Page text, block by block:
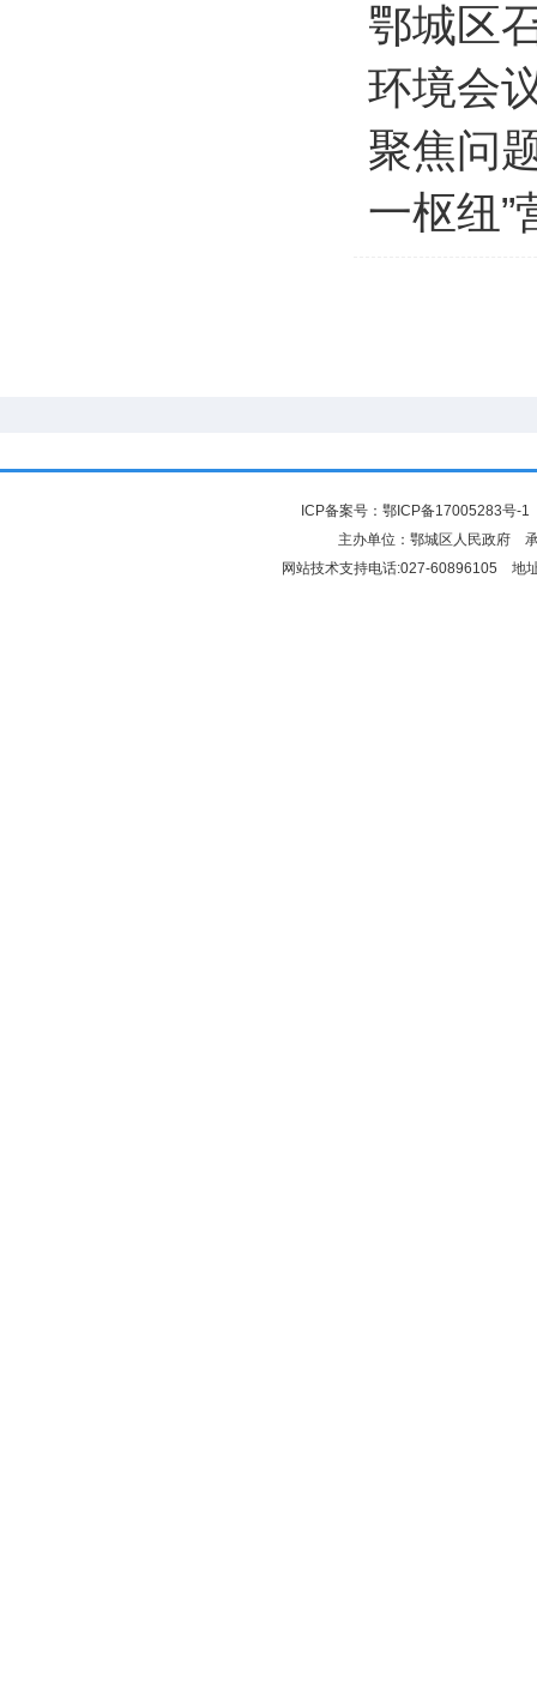
鄂城区
环境会
聚焦问
一枢纽”
ICP备案号： 鄂ICP备17005283号-1
主办单位：鄂城区人民政府
网站技术支持电话:027-60896105 地